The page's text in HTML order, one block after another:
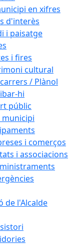
en xifres
d'interès
i paisatge
i fires
cultural
/ Plànol
hi
públic
municipi
i comerços
i associacions
de l'Alcalde